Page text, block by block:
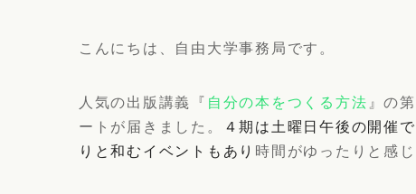
こんにちは、自由大学事務局です。
人気の出版講義『 自分の本をつくる方法 』の
ートが届きました。
４期は土曜日午後の開催
りと和むイベントもあり 時間がゆったりと感じ